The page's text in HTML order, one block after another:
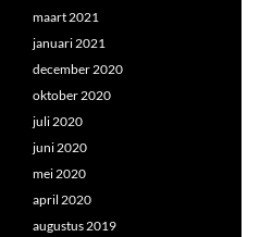
maart 2021
januari 2021
december 2020
oktober 2020
juli 2020
juni 2020
mei 2020
april 2020
augustus 2019